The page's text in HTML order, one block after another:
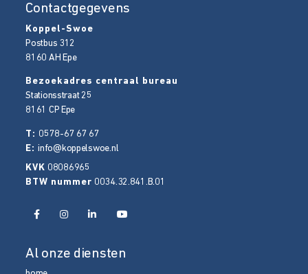
Contactgegevens
Koppel-Swoe
Postbus 312
8160 AH Epe
Bezoekadres centraal bureau
Stationsstraat 25
8161 CPEpe
T: 0578-67 67 67
E:info@koppelswoe.nl
KVK 08086965
BTW nummer 0034.32.841.B.01
Al onze diensten